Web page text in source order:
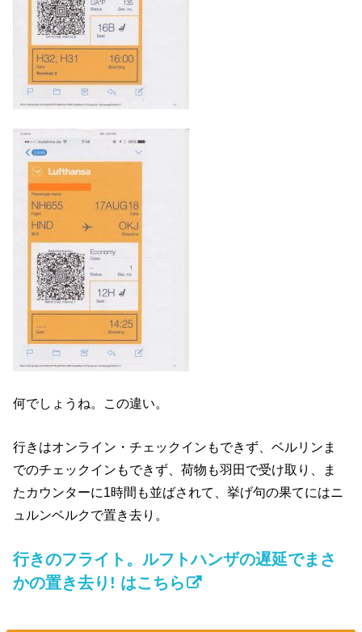
何でしょうね。この違い。
行きはオンライン・チェックインもできず、ベルリンま
でのチェックインもできず、荷物も羽田で受け取り、ま
たカウンターに1時間も並ばされて、挙げ句の果てにはニ
ュルンベルクで置き去り。
行きのフライト。ルフトハンザの遅延でまさ
かの置き去り! はこちら